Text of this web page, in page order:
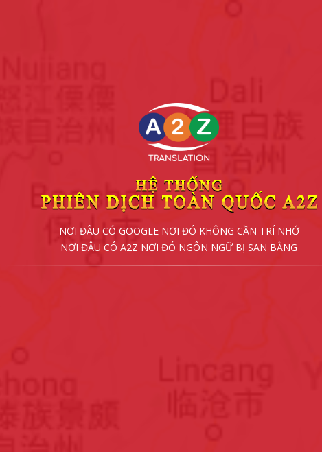
NƠI ĐÂU CÓ GOOGLE NƠI ĐÓ KHÔNG CẦN TRÍ NHỚ
NƠI ĐÂU CÓ A2Z NƠI ĐÓ NGÔN NGỮ BỊ SAN BẰNG